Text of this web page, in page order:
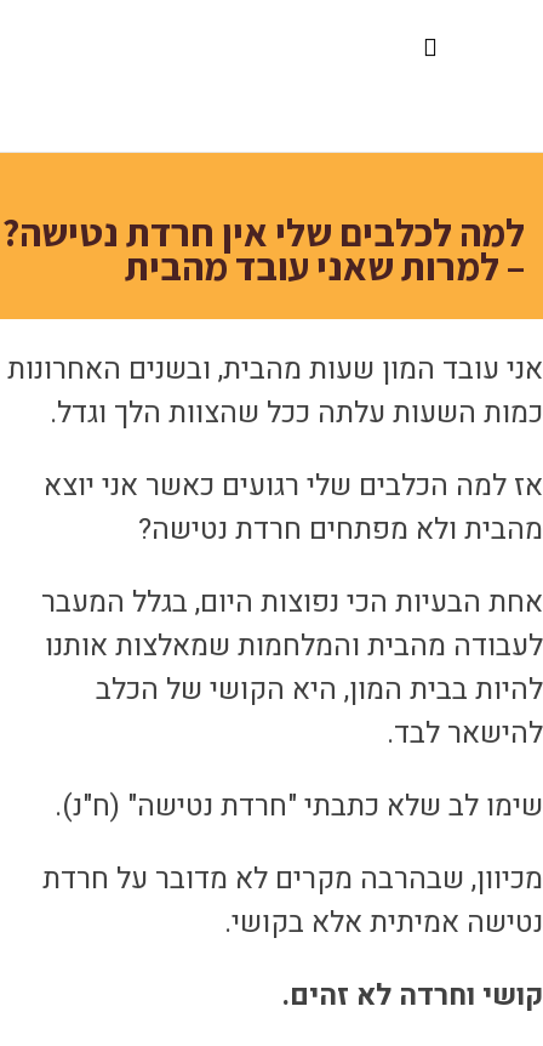
למה לכלבים שלי אין חרדת נטישה?
– למרות שאני עובד מהבית
עובד המון שעות מהבית, ובשנים האחרונות
השעות עלתה ככל שהצוות הלך וגדל.
למה הכלבים שלי רגועים כאשר אני יוצא
ולא מפתחים חרדת נטישה?
הבעיות הכי נפוצות היום, בגלל המעבר
מהבית והמלחמות שמאלצות אותנו
בבית המון, היא הקושי של הכלב
לבד.
לב שלא כתבתי "חרדת נטישה" (ח"נ).
שבהרבה מקרים לא מדובר על חרדת
אמיתית אלא בקושי.
וחרדה לא זהים.